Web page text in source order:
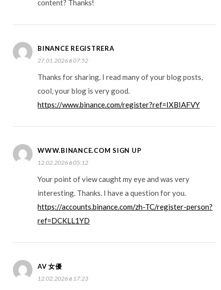
content? Thanks!
BINANCE REGISTRERA
27.01.2026 в 07:52
Thanks for sharing. I read many of your blog posts,
cool, your blog is very good.
https://www.binance.com/register?ref=IXBIAFVY
WWW.BINANCE.COM SIGN UP
12.02.2026 в 05:12
Your point of view caught my eye and was very
interesting. Thanks. I have a question for you.
https://accounts.binance.com/zh-TC/register-person?
ref=DCKLL1YD
AV 女優
12.02.2026 в 17:23